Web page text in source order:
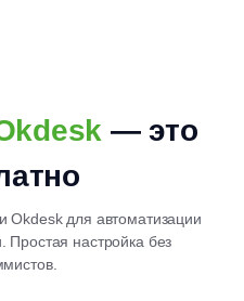
— это
Okdesk для автоматизации
Простая настройка без